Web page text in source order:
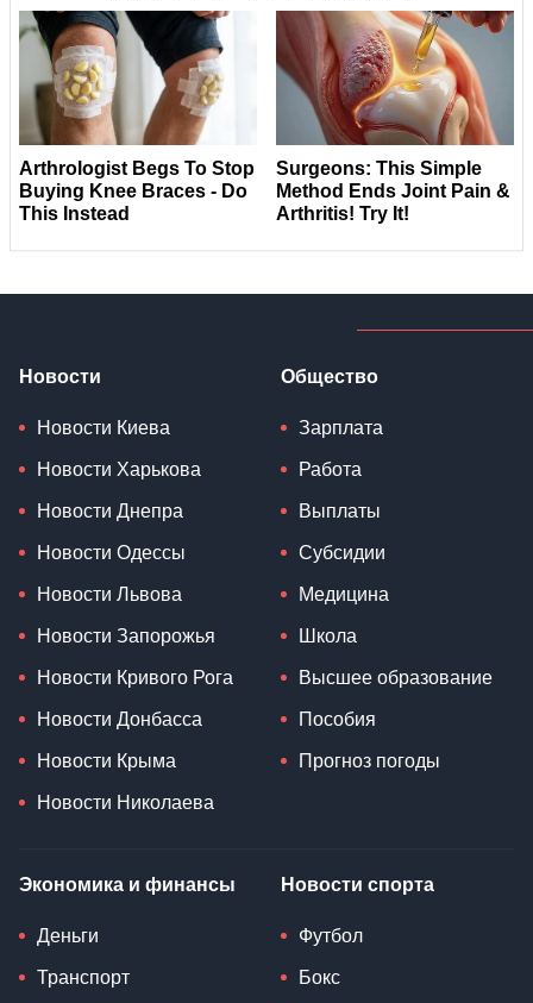
Новости
Новости Киева
Новости Харькова
Новости Днепра
Новости Одессы
Новости Львова
Новости Запорожья
Новости Кривого Рога
Новости Донбасса
Новости Крыма
Новости Николаева
Общество
Зарплата
Работа
Выплаты
Субсидии
Медицина
Школа
Высшее образование
Пособия
Прогноз погоды
Экономика и финансы
Деньги
Транспорт
Новости спорта
Футбол
Бокс